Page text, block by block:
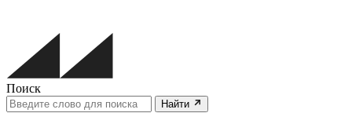
Поиск
Найти